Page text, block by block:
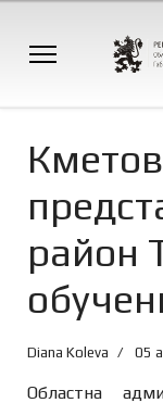
район
Diana Koleva 05
Областна